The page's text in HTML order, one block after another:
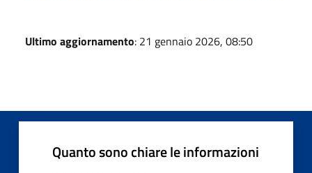
Ultimo aggiornamento: 21 gennaio 2026, 08:50
Quanto sono chiare le informazioni